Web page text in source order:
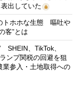
出していた
トホホな生態 嘔吐や
客”とは
SHEIN、TikTok、
ンプ関税の回避を狙
参入・土地取得への